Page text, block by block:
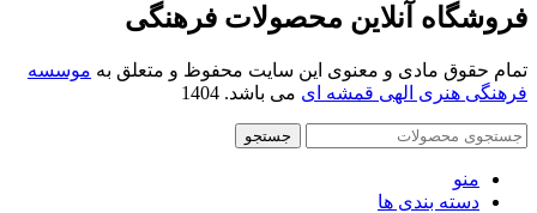
فروشگاه آنلاین محصولات فرهنگی
تمام حقوق مادی و معنوی این سایت محفوظ و متعلق به موسسه
فرهنگی هنری الهی قمشه ای می باشد. 1404
جستجو
منو
دسته بندی ها